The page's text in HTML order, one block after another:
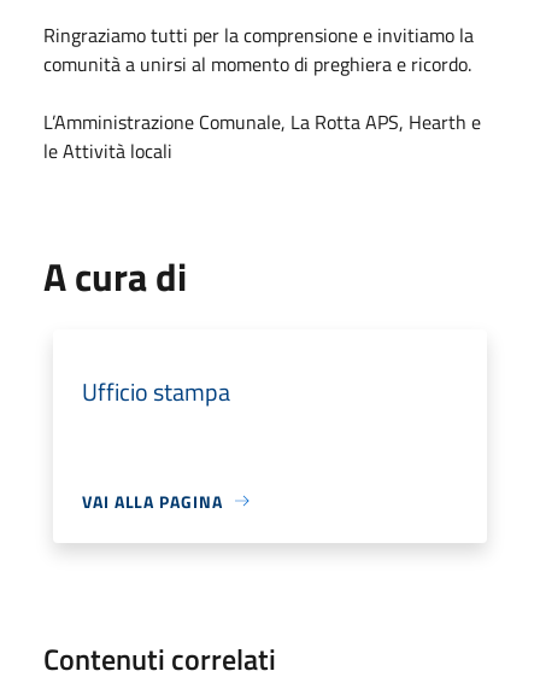
Ringraziamo tutti per la comprensione e invitiamo la
comunità a unirsi al momento di preghiera e ricordo.
L’Amministrazione Comunale, La Rotta APS, Hearth e
le Attività locali
A cura di
Ufficio stampa
VAI ALLA PAGINA
Contenuti correlati